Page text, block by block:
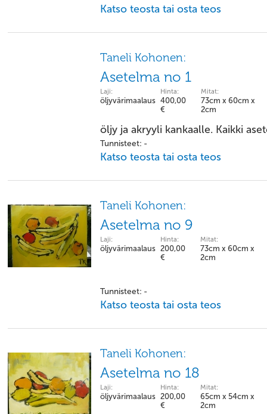
Katso teosta tai osta teos
Taneli Kohonen:
Asetelma no 1
Laji:
öljyvärimaalaus
Hinta:
400,00
€
Mitat:
73cm x 60cm x
2cm
öljy ja akryyli kankaalle. Kaikki
Tunnisteet: -
Katso teosta tai osta teos
Taneli Kohonen:
Asetelma no 9
Laji:
öljyvärimaalaus
Hinta:
200,00
€
Mitat:
73cm x 60cm x
2cm
Tunnisteet: -
Katso teosta tai osta teos
Taneli Kohonen:
Asetelma no 18
Laji:
öljyvärimaalaus
Hinta:
200,00
€
Mitat:
65cm x 54cm x
2cm